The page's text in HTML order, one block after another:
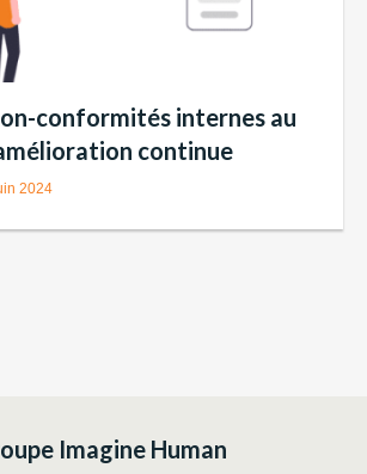
conformités internes au
continue
2024
Imagine Human